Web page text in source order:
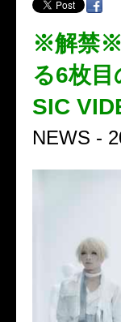
※解禁※
る6枚
SIC
NEWS -